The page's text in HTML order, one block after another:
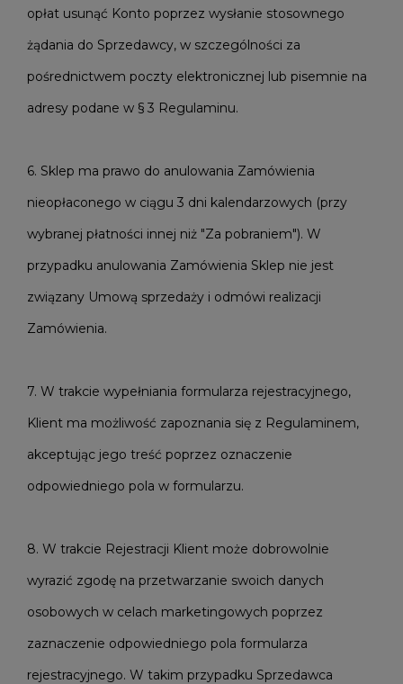
opłat usunąć Konto poprzez wysłanie stosownego
żądania do Sprzedawcy, w szczególności za
pośrednictwem poczty elektronicznej lub pisemnie na
adresy podane w § 3 Regulaminu.
6. Sklep ma prawo do anulowania Zamówienia
nieopłaconego w ciągu 3 dni kalendarzowych (przy
wybranej płatności innej niż "Za pobraniem"). W
przypadku anulowania Zamówienia Sklep nie jest
związany Umową sprzedaży i odmówi realizacji
Zamówienia.
7. W trakcie wypełniania formularza rejestracyjnego,
Klient ma możliwość zapoznania się z Regulaminem,
akceptując jego treść poprzez oznaczenie
odpowiedniego pola w formularzu.
8. W trakcie Rejestracji Klient może dobrowolnie
wyrazić zgodę na przetwarzanie swoich danych
osobowych w celach marketingowych poprzez
zaznaczenie odpowiedniego pola formularza
rejestracyjnego. W takim przypadku Sprzedawca